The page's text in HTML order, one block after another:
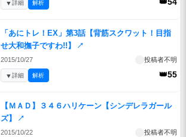
▼詳細 解析
「あにトレ！EX」第3話【背筋スクワット！目指
せ大和撫子ですわ!!】
↗
2015/10/27 投稿者不明
👑55
▼詳細 解析
【ＭＡＤ】３４６ハリケーン【シンデレラガール
ズ】
↗
2015/10/22 投稿者不明